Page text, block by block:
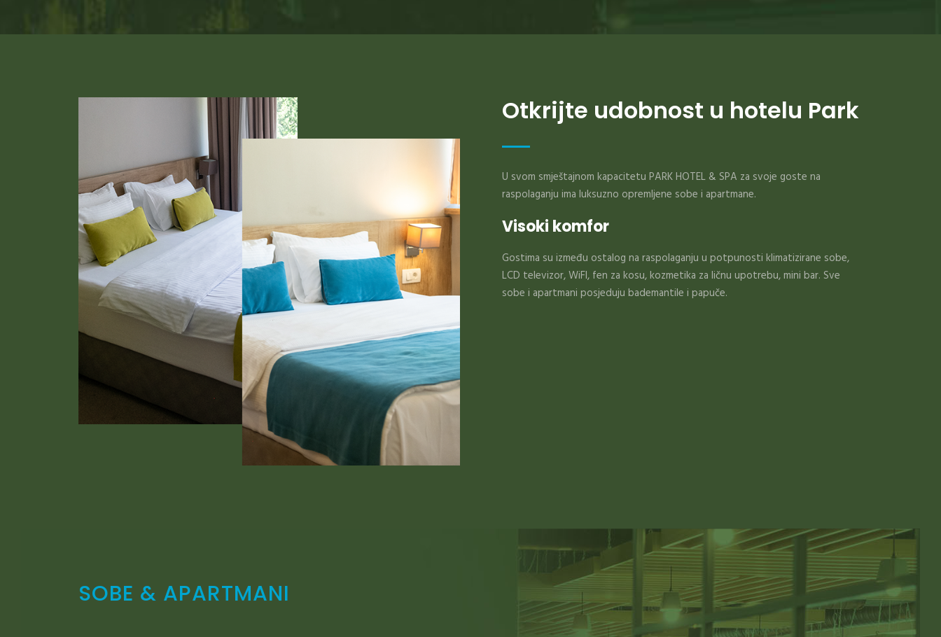
Otkrijte udobnost u hotelu Park
U svom smještajnom kapacitetu PARK HOTEL & SPA za svoje goste na
raspolaganju ima luksuzno opremljene sobe i apartmane.
Visoki komfor
Gostima su između ostalog na raspolaganju u potpunosti klimatizirane sobe,
LCD televizor, WiFI, fen za kosu, kozmetika za ličnu upotrebu, mini bar. Sve
sobe i apartmani posjeduju bademantile i papuče.
SOBE & APARTMANI